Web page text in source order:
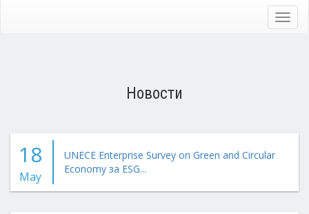
Новости
18
May
UNECE Enterprise Survey on Green and Circular
Economy за ESG...